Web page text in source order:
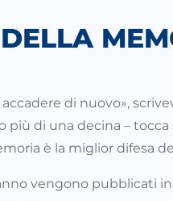
di nuovo»,
più di una decina –
è la miglior difesa
vengono pubblicati